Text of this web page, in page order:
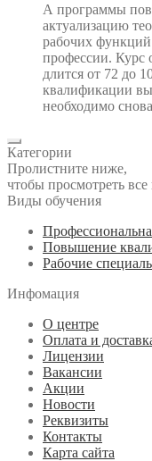
А программы
актуализацию
рабочих
профессии. Курс
длится от 72 до
квалификации
необходимо
Категории
Пролистните ниже,
чтобы просмотреть все
Виды обучения
Повышение
Рабочие
Инфомация
О центре
Оплата и
Лицензии
Вакансии
Акции
Новости
Реквизиты
Контакты
Карта сайта